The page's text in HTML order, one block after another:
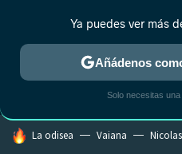
MENÚ
ESTRENOS REALITY
HOY SE HABLA DE
La odisea Vaiana
Ya puedes ver más
Añádenos
Solo necesitas